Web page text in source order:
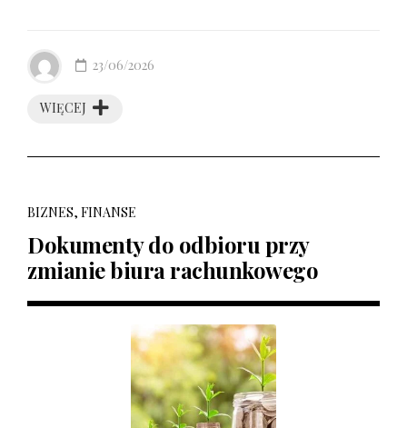
WIĘCEJ
23/06/2026
BIZNES, FINANSE
Dokumenty do odbioru przy
zmianie biura rachunkowego